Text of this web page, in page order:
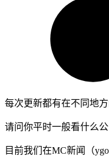
每次更新都有在不同地
请问你平时一般看什么
目前我们在MC新闻（